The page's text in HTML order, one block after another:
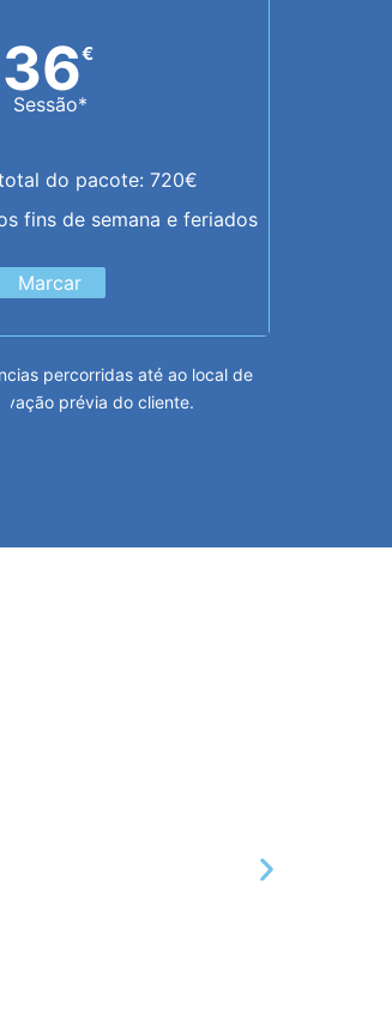
36€
Sessão*
do pacote: 720€
fins de semana e feriados
Marcar
percorridas até ao local de
prévia do cliente.